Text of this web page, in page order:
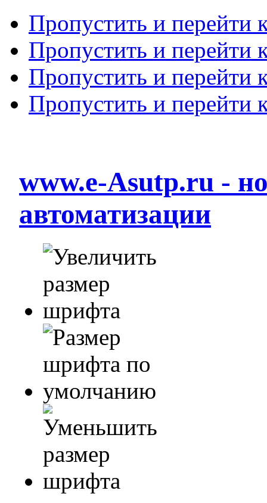
Пропустить и перейти
Пропустить и перейти
Пропустить и перейти
Пропустить и перейти
www.e-Asutp.ru -
автоматизации